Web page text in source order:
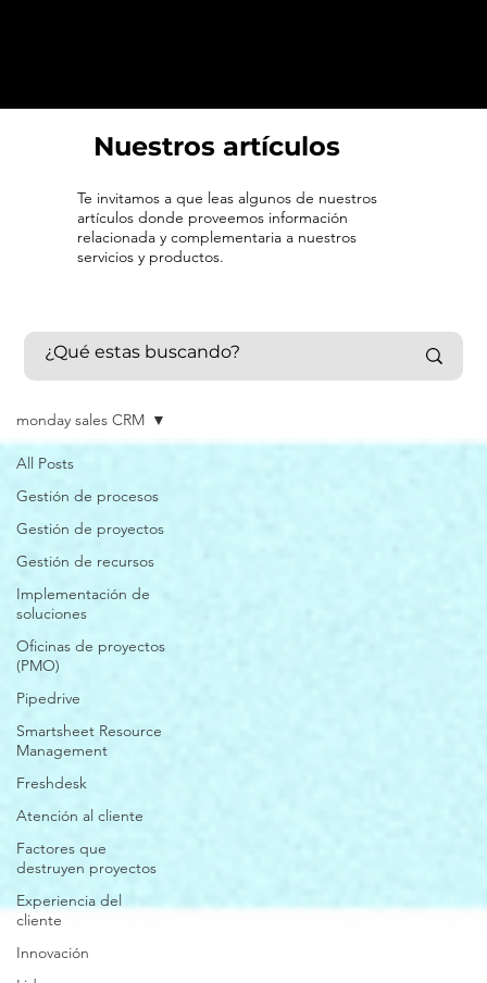
Nuestros artículos
Te invitamos a que leas algunos de nuestros
artículos donde proveemos información
relacionada y complementaria a nuestros
servicios y productos.
All Posts
Gestión de procesos
Gestión de proyectos
Gestión de recursos
Implementación de
soluciones
Oficinas de proyectos
(PMO)
Pipedrive
Smartsheet Resource
Management
Freshdesk
Atención al cliente
Factores que
destruyen proyectos
Experiencia del
cliente
Innovación
monday sales CRM